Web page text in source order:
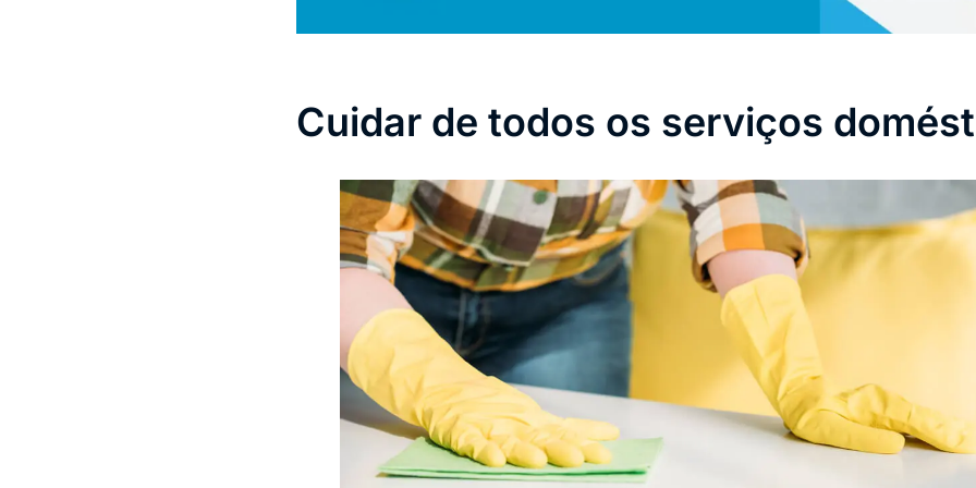
Cuidar de todos os serviços